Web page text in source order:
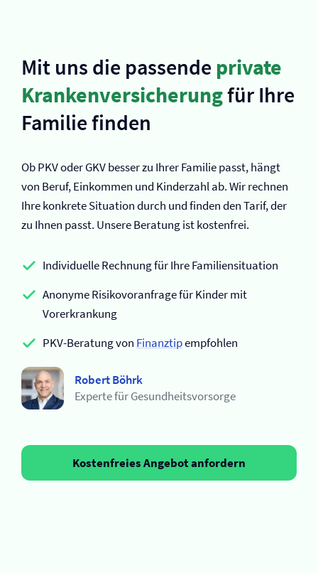
Mit uns die passende private
Kranken­versicherungfür Ihre
Familie finden
Ob PKV oder GKV besser zu Ihrer Familie passt, hängt
von Beruf, Einkommen und Kinderzahl ab. Wir rechnen
Ihre konkrete Situation durch und finden den Tarif, der
zu Ihnen passt. Unsere Beratung ist kostenfrei.
Individuelle Rechnung für Ihre Familiensituation
Anonyme Risikovoranfrage für Kinder mit
Vorerkrankung
PKV-Beratung von Finanztipempfohlen
Robert Böhrk
Experte für Gesundheitsvorsorge
Kostenfreies Angebot anfordern